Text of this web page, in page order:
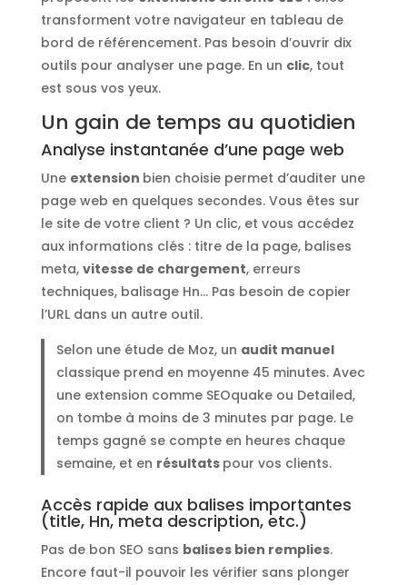
transforment votre navigateur en tableau de
bord de référencement. Pas besoin d’ouvrir dix
outils pour analyser une page. En un clic, tout
est sous vos yeux.
Un gain de temps au quotidien
Analyse instantanée d’une page web
Une extension bien choisie permet d’auditer une
page web en quelques secondes. Vous êtes sur
le site de votre client ? Un clic, et vous accédez
aux informations clés : titre de la page, balises
meta, vitesse de chargement, erreurs
techniques, balisage Hn… Pas besoin de copier
l’URL dans un autre outil.
Selon une étude de Moz, un audit manuel
classique prend en moyenne 45 minutes. Avec
une extension comme SEOquake ou Detailed,
on tombe à moins de 3 minutes par page. Le
temps gagné se compte en heures chaque
semaine, et en résultats pour vos clients.
Accès rapide aux balises importantes
(title, Hn, meta description, etc.)
Pas de bon SEO sans balises bien remplies.
Encore faut-il pouvoir les vérifier sans plonger